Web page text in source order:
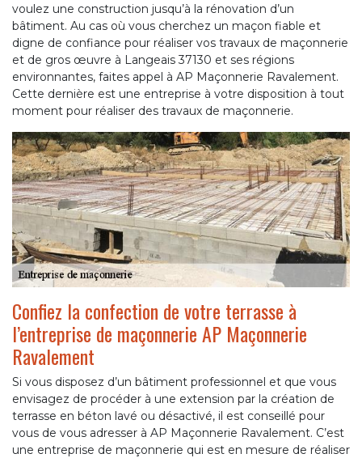
voulez une construction jusqu’à la rénovation d’un
bâtiment. Au cas où vous cherchez un maçon fiable et
digne de confiance pour réaliser vos travaux de maçonnerie
et de gros œuvre à Langeais 37130 et ses régions
environnantes, faites appel à AP Maçonnerie Ravalement.
Cette dernière est une entreprise à votre disposition à tout
moment pour réaliser des travaux de maçonnerie.
Confiez la confection de votre terrasse à
l’entreprise de maçonnerie AP Maçonnerie
Ravalement
Si vous disposez d’un bâtiment professionnel et que vous
envisagez de procéder à une extension par la création de
terrasse en béton lavé ou désactivé, il est conseillé pour
vous de vous adresser à AP Maçonnerie Ravalement. C’est
une entreprise de maçonnerie qui est en mesure de réaliser